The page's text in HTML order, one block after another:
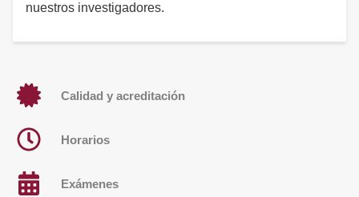
nuestros investigadores.
Calidad y acreditación
Horarios
Exámenes